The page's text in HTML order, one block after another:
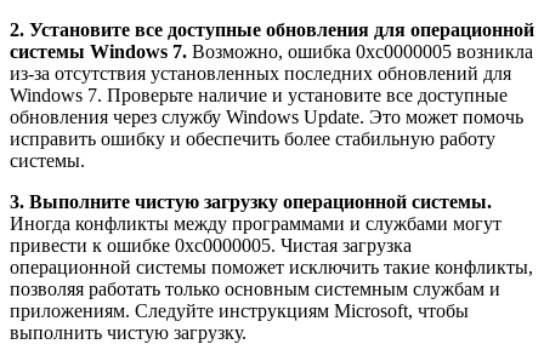
2. Установите все доступные обновления для операционной
системы Windows 7. Возможно, ошибка 0xc0000005 возникла
из-за отсутствия установленных последних обновлений для
Windows 7. Проверьте наличие и установите все доступные
обновления через службу Windows Update. Это может помочь
исправить ошибку и обеспечить более стабильную работу
системы.
3. Выполните чистую загрузку операционной системы.
Иногда конфликты между программами и службами могут
привести к ошибке 0xc0000005. Чистая загрузка
операционной системы поможет исключить такие конфликты,
позволяя работать только основным системным службам и
приложениям. Следуйте инструкциям Microsoft, чтобы
выполнить чистую загрузку.